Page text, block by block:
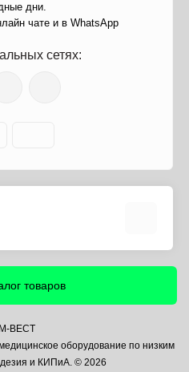
дни.
чате и в WhatsApp
сетях:
товаров
ВЕСТ
оборудование по низким
и КИПиА. © 2026